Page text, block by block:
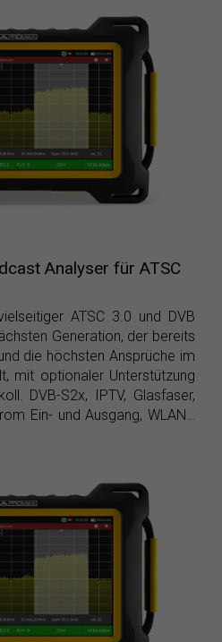
Analyser für ATSC
ATSC 3.0 und DVB
Generation, der bereits
die höchsten Ansprüche im
mit optionaler Unterstützung
DVB-S2x, IPTV, Glasfaser,
Ein- und Ausgang, WLAN…